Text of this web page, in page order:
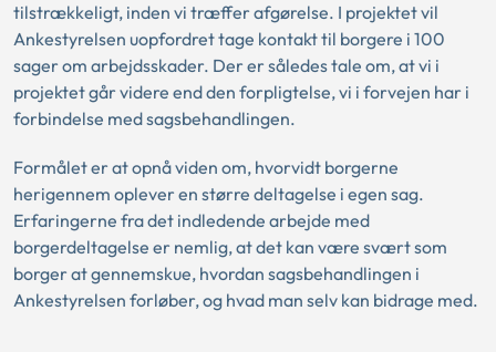
tilstrækkeligt, inden vi træffer afgørelse. I projektet vil
Ankestyrelsen uopfordret tage kontakt til borgere i 100
sager om arbejdsskader. Der er således tale om, at vi i
projektet går videre end den forpligtelse, vi i forvejen har i
forbindelse med sagsbehandlingen.
Formålet er at opnå viden om, hvorvidt borgerne
herigennem oplever en større deltagelse i egen sag.
Erfaringerne fra det indledende arbejde med
borgerdeltagelse er nemlig, at det kan være svært som
borger at gennemskue, hvordan sagsbehandlingen i
Ankestyrelsen forløber, og hvad man selv kan bidrage med.